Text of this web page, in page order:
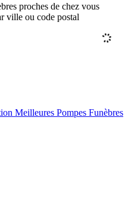
proches de chez vous
ville ou code postal
Meilleures Pompes Funèbres